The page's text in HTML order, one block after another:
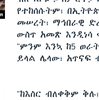
የተከሰሱትም፣
መሠረት፣ ማኅበራዊ
ውስጥ አመጽ እንዲነሳ
"ምንም እንኳ ከ5
ይላል ሌላው፣ አጥናፍ
"ከእስር ብለቀቅም